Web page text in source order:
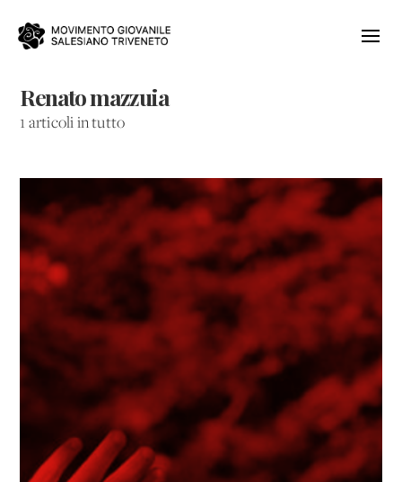
Renato mazzuia
1 articoli in tutto